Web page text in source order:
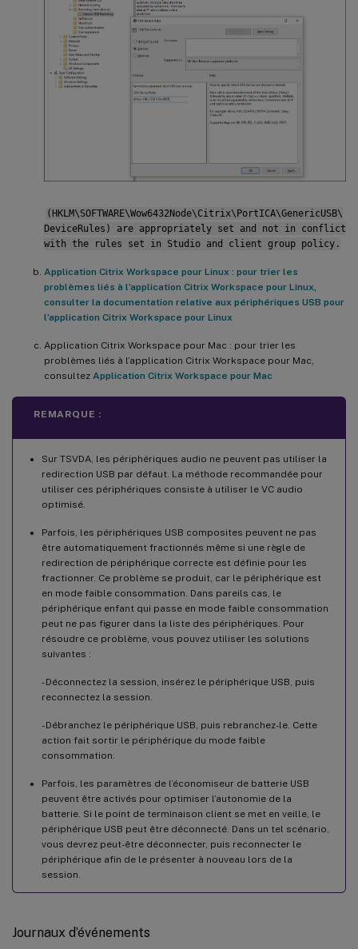
(HKLM\SOFTWARE\Wow6432Node\Citrix\PortICA\GenericUSB\
DeviceRules) are appropriately set and not in conflict
with the rules set in Studio and client group policy.
Application Citrix Workspace pour Linux : pour trier les
problèmes liés à l’application Citrix Workspace pour Linux,
consulter la documentation relative aux périphériques USB pour
l’application Citrix Workspace pour Linux
Application Citrix Workspace pour Mac : pour trier les
problèmes liés à l’application Citrix Workspace pour Mac,
consultez Application Citrix Workspace pour Mac
REMARQUE :
Sur TSVDA, les périphériques audio ne peuvent pas utiliser la
redirection USB par défaut. La méthode recommandée pour
utiliser ces périphériques consiste à utiliser le VC audio
optimisé.
Parfois, les périphériques USB composites peuvent ne pas
être automatiquement fractionnés même si une règle de
redirection de périphérique correcte est définie pour les
fractionner. Ce problème se produit, car le périphérique est
en mode faible consommation. Dans pareils cas, le
périphérique enfant qui passe en mode faible consommation
peut ne pas figurer dans la liste des périphériques. Pour
résoudre ce problème, vous pouvez utiliser les solutions
suivantes :
- Déconnectez la session, insérez le périphérique USB, puis
reconnectez la session.
- Débranchez le périphérique USB, puis rebranchez-le. Cette
action fait sortir le périphérique du mode faible
consommation.
Parfois, les paramètres de l’économiseur de batterie USB
peuvent être activés pour optimiser l’autonomie de la
batterie. Si le point de terminaison client se met en veille, le
périphérique USB peut être déconnecté. Dans un tel scénario,
vous devrez peut-être déconnecter, puis reconnecter le
périphérique afin de le présenter à nouveau lors de la
session.
Journaux d’événements